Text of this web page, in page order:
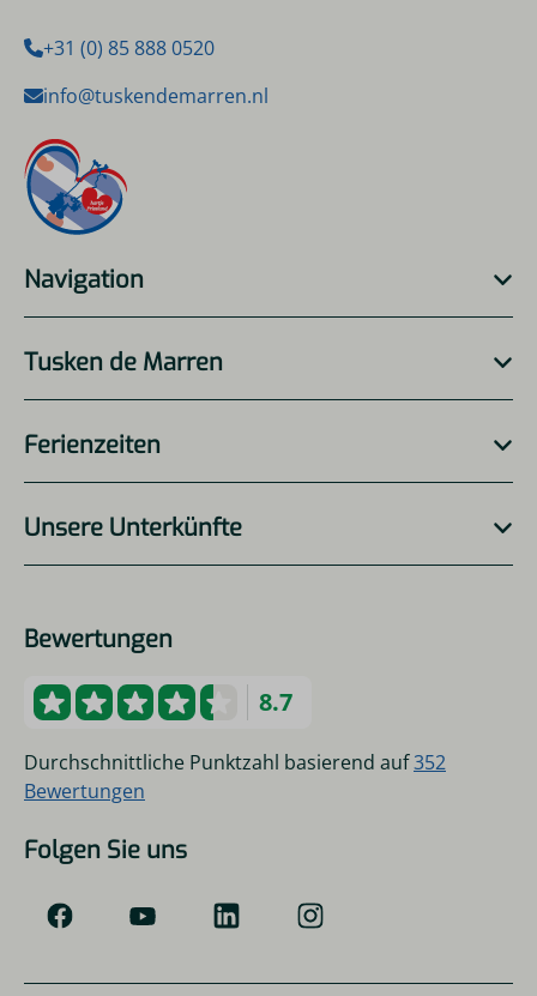
+31 (0) 85 888 0520
info@tuskendemarren.nl
Navigation
Tusken de Marren
Ferienzeiten
Unsere Unterkünfte
Bewertungen
8.7
Durchschnittliche Punktzahl basierend auf352
Bewertungen
Folgen Sie uns